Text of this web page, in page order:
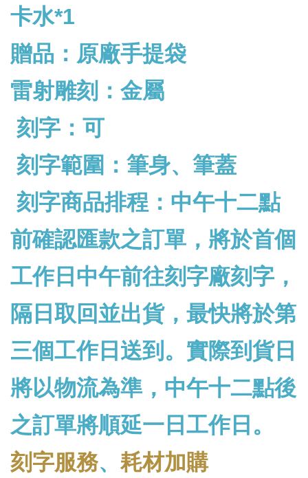
卡水*1
贈品：原廠手提袋
雷射雕刻：金屬
刻字：可
刻字範圍：筆身、筆蓋
刻字商品排程：中午十二點
前確認匯款之訂單，將於首個
工作日中午前往刻字廠刻字，
隔日取回並出貨，最快將於第
三個工作日送到。實際到貨日
將以物流為準，中午十二點後
之訂單將順延一日工作日。
刻字服務、 耗材加購